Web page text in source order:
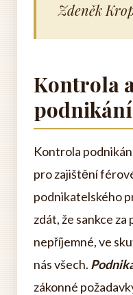
Zdeněk
Kontrola
Kontrola
pro zajištění
podnikatelského
zdát, že sankce
nepříjemné, ve
nás všech.
zákonné